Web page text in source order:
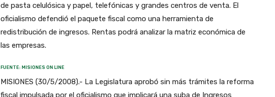
de pasta celulósica y papel, telefónicas y grandes centros de venta. El
oficialismo defendió el paquete fiscal como una herramienta de
redistribución de ingresos. Rentas podrá analizar la matriz económica de
las empresas.
FUENTE: MISIONES ON LINE
MISIONES (30/5/2008).- La Legislatura aprobó sin más trámites la reforma
fiscal impulsada por el oficialismo que implicará una suba de Ingresos